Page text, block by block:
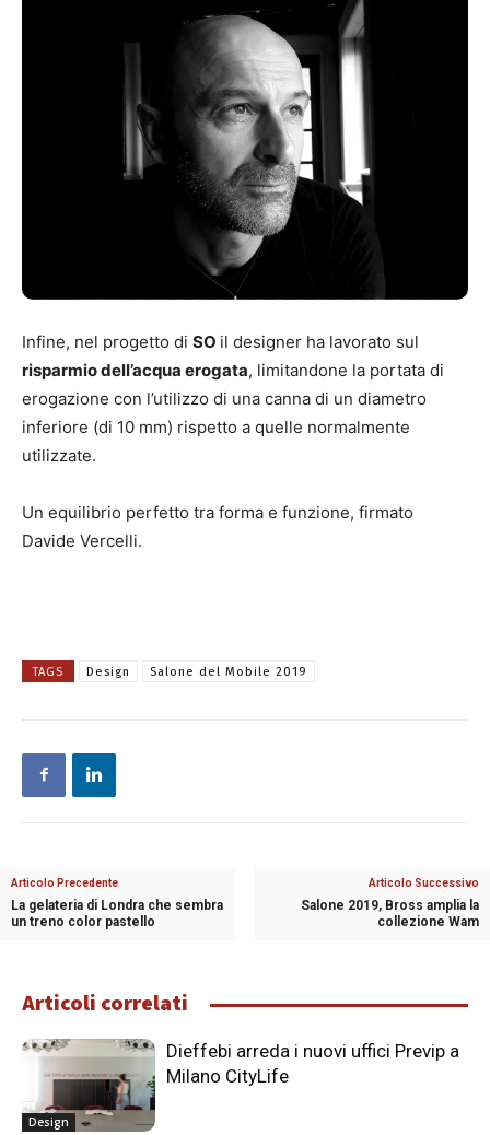
Infine, nel progetto di SO il designer ha lavorato sul
risparmio dell’acqua erogata, limitandone la portata di
erogazione con l’utilizzo di una canna di un diametro
inferiore (di 10 mm) rispetto a quelle normalmente
utilizzate.
Un equilibrio perfetto tra forma e funzione, firmato
Davide Vercelli.
TAGS Design Salone del Mobile 2019
Articolo Precedente
La gelateria di Londra che sembra
un treno color pastello
Articolo Successivo
Salone 2019, Bross amplia la
collezione Wam
Articoli correlati
Design
Dieffebi arreda i nuovi uffici Previp a
Milano CityLife